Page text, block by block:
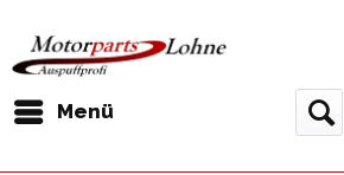
Menü